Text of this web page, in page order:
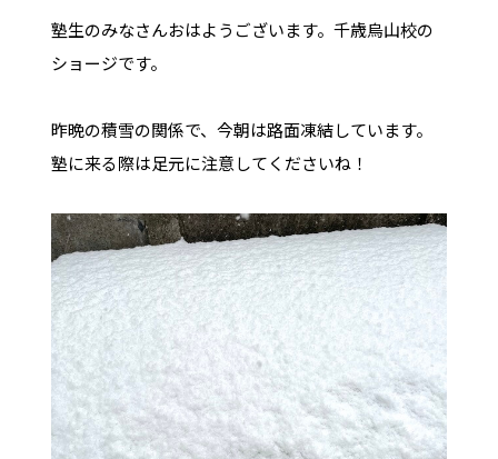
塾生のみなさんおはようございます。千歳烏山校の
ショージです。
昨晩の積雪の関係で、今朝は路面凍結しています。
塾に来る際は足元に注意してくださいね！